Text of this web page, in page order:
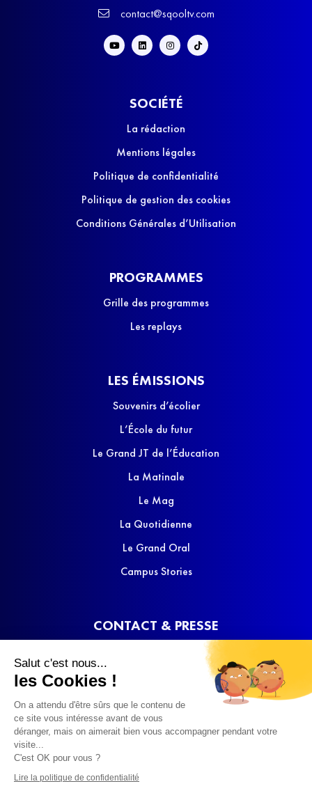
Salut c'est nous...
les Cookies !
On a attendu d'être sûrs que le contenu de
ce site vous intéresse avant de vous
déranger, mais on aimerait bien vous accompagner pendant votre
visite...
C'est OK pour vous ?
Lire la politique de confidentialité
contact@sqooltv.com
SOCIÉTÉ
La rédaction
Mentions légales
Politique de confidentialité
Politique de gestion des cookies
Conditions Générales d’Utilisation
PROGRAMMES
Grille des programmes
Les replays
LES ÉMISSIONS
Souvenirs d’écolier
L’École du futur
Le Grand JT de l’Éducation
La Matinale
Le Mag
La Quotidienne
Le Grand Oral
Campus Stories
CONTACT & PRESSE